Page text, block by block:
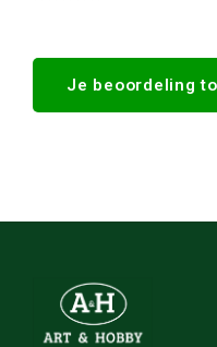
Je beoordeling